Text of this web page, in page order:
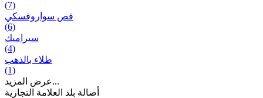
(7)
فص سواروفسكي
(6)
سيراميك
(4)
طلاء بالذهب
(1)
عرض المزيد...
أصالة بلد العلامة التجارية